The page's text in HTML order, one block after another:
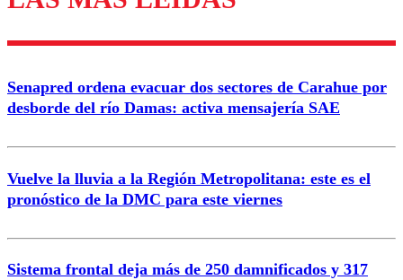
Enviar comentario
Senapred ordena evacuar dos sectores de Carahue por
desborde del río Damas: activa mensajería SAE
Vuelve la lluvia a la Región Metropolitana: este es el
pronóstico de la DMC para este viernes
Sistema frontal deja más de 250 damnificados y 317